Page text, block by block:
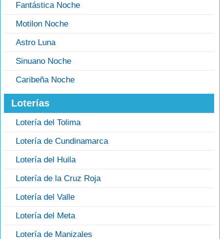
Fantástica Noche
Motilon Noche
Astro Luna
Sinuano Noche
Caribeña Noche
Loterías
Lotería del Tolima
Lotería de Cundinamarca
Lotería del Huila
Lotería de la Cruz Roja
Lotería del Valle
Lotería del Meta
Lotería de Manizales